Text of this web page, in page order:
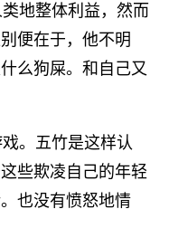
地整体利益，然而
便在于，他不明
么狗屎。和自己又
。五竹是这样认
些欺凌自己的年轻
也没有愤怒地情